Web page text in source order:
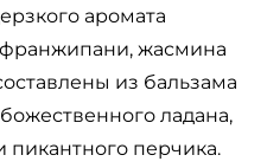
аромата
жасмина
из бальзама
ладана,
пикантного перчика.